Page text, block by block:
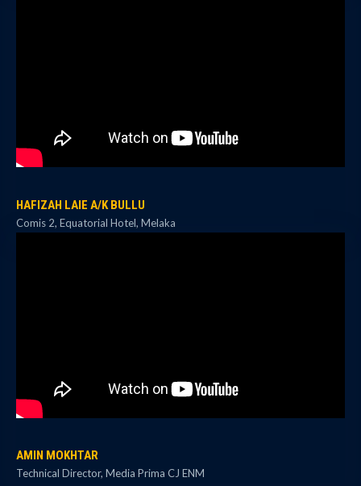
HAFIZAH LAIE A/K BULLU
Comis 2, Equatorial Hotel, Melaka
AMIN MOKHTAR
Technical Director, Media Prima CJ ENM